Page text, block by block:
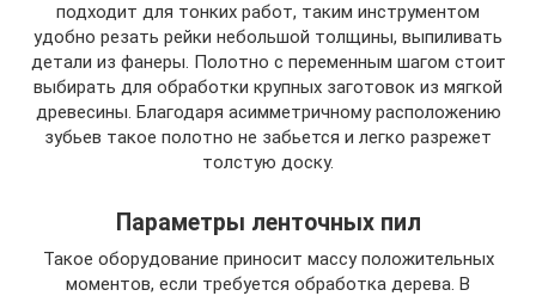
подходит для тонких работ, таким инструментом
удобно резать рейки небольшой толщины, выпиливать
детали из фанеры. Полотно с переменным шагом стоит
выбирать для обработки крупных заготовок из мягкой
древесины. Благодаря асимметричному расположению
зубьев такое полотно не забьется и легко разрежет
толстую доску.
Параметры ленточных пил
Такое оборудование приносит массу положительных
моментов, если требуется обработка дерева. В